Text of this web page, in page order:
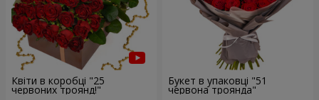
Квіти в коробці "25
червоних троянд!"
Букет в упаковці "51
червона троянда"